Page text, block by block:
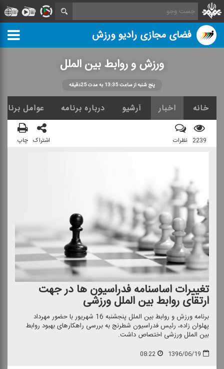
فضای مجازی رادیو ورزش
ورزش و روابط بین الملل
پنج شنبه از ساعت 13:35 به مدت 25دقیقه
خانه اخبار آرشیو درباره برنامه عوامل برنامه
2239 نظرات اشتراک چاپ
تغییرات اساسنامه فدراسیون ها در جهت
ارتقای روابط بین الملل ورزشی
برنامه ورزش و روابط بین الملل پنجشنبه 16 شهریور با حضور مهرداد
پهلوان زاده، رئیس فدراسیون شطرنج به بررسی راهكارهای بهبود روابط
بین الملل ورزشی اختصاص داشت.
1396/06/19
08:22